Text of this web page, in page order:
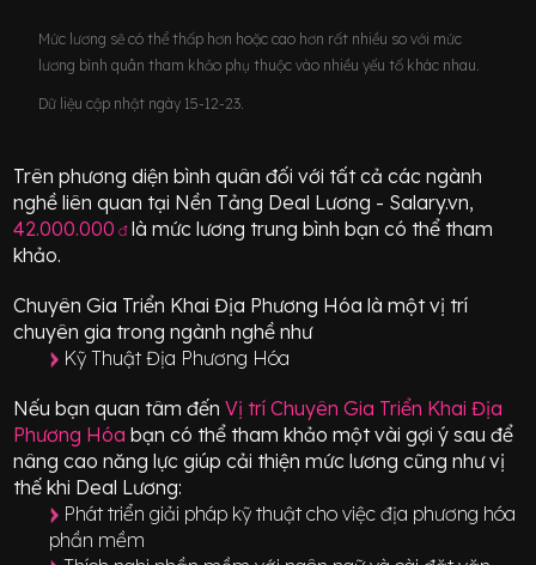
Mức lương sẽ có thể thấp hơn hoặc cao hơn rất nhiều so với mức
lương bình quân tham khảo phụ thuộc vào nhiều yếu tố khác nhau.
Dữ liệu cập nhật ngày 15-12-23.
Trên phương diện bình quân đối với tất cả các ngành
nghề liên quan tại Nền Tảng Deal Lương - Salary.vn,
42.000.000 đlà mức lương trung bình bạn có thể tham
khảo.
Chuyên Gia Triển Khai Địa Phương Hóa là một vị trí
chuyên gia trong ngành nghề như
Kỹ Thuật Địa Phương Hóa
Nếu bạn quan tâm đến Vị tríChuyên Gia Triển Khai Địa
Phương Hóa bạn có thể tham khảo một vài gợi ý sau để
nâng cao năng lực giúp cải thiện mức lương cũng như vị
thế khi Deal Lương:
Phát triển giải pháp kỹ thuật cho việc địa phương hóa
phần mềm